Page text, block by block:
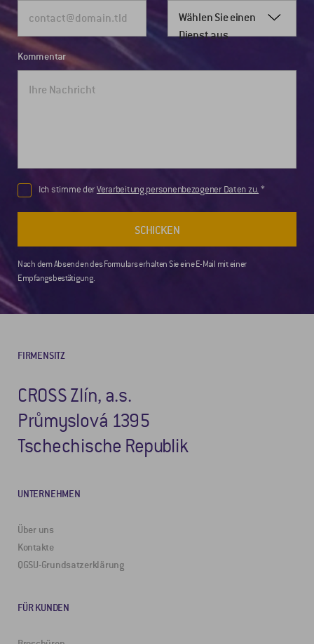
Wählen Sie einen
Dienst aus
Kommentar
Ich stimme derVerarbeitung personenbezogener Daten zu.
SCHICKEN
Nach dem Absenden des Formulars erhalten Sie eine E-Mail mit einer
Empfangsbestätigung.
FIRMENSITZ
CROSS Zlín, a.s.
Průmyslová 1395
Tschechische Republik
UNTERNEHMEN
Über uns
Kontakte
QGSU-Grundsatzerklärung
FÜR KUNDEN